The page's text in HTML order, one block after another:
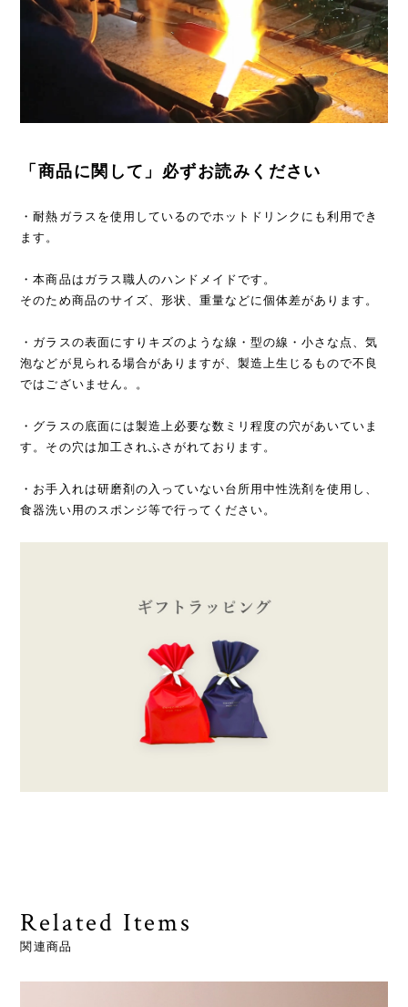
「商品に関して」必ずお読みください
・耐熱ガラスを使用しているのでホットドリンクにも利用でき
ます。
・本商品はガラス職人のハンドメイドです。
そのため商品のサイズ、形状、重量などに個体差があります。
・ガラスの表面にすりキズのような線・型の線・小さな点、気
泡などが見られる場合がありますが、製造上生じるもので不良
ではございません。。
・グラスの底面には製造上必要な数ミリ程度の穴があいていま
す。その穴は加工されふさがれております。
・お手入れは研磨剤の入っていない台所用中性洗剤を使用し、
食器洗い用のスポンジ等で行ってください。
Related Items
関連商品